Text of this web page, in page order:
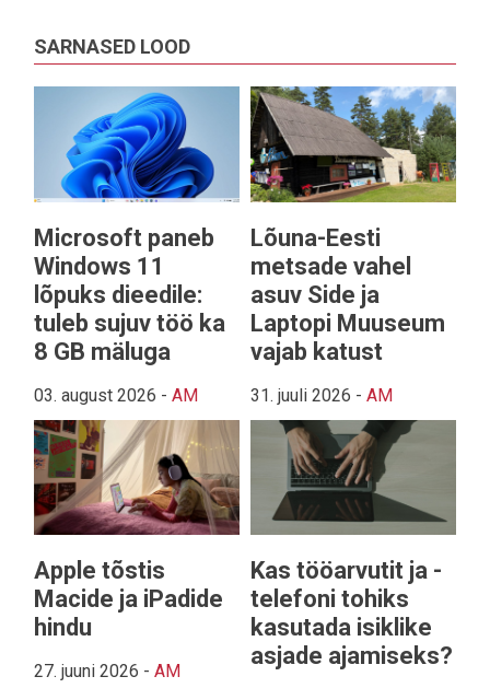
SARNASED LOOD
Microsoft paneb
Windows 11
lõpuks dieedile:
tuleb sujuv töö ka
8 GB mäluga
03. august 2026 - AM
Lõuna-Eesti
metsade vahel
asuv Side ja
Laptopi Muuseum
vajab katust
31. juuli 2026 - AM
Apple tõstis
Macide ja iPadide
hindu
27. juuni 2026 - AM
Kas tööarvutit ja -
telefoni tohiks
kasutada isiklike
asjade ajamiseks?